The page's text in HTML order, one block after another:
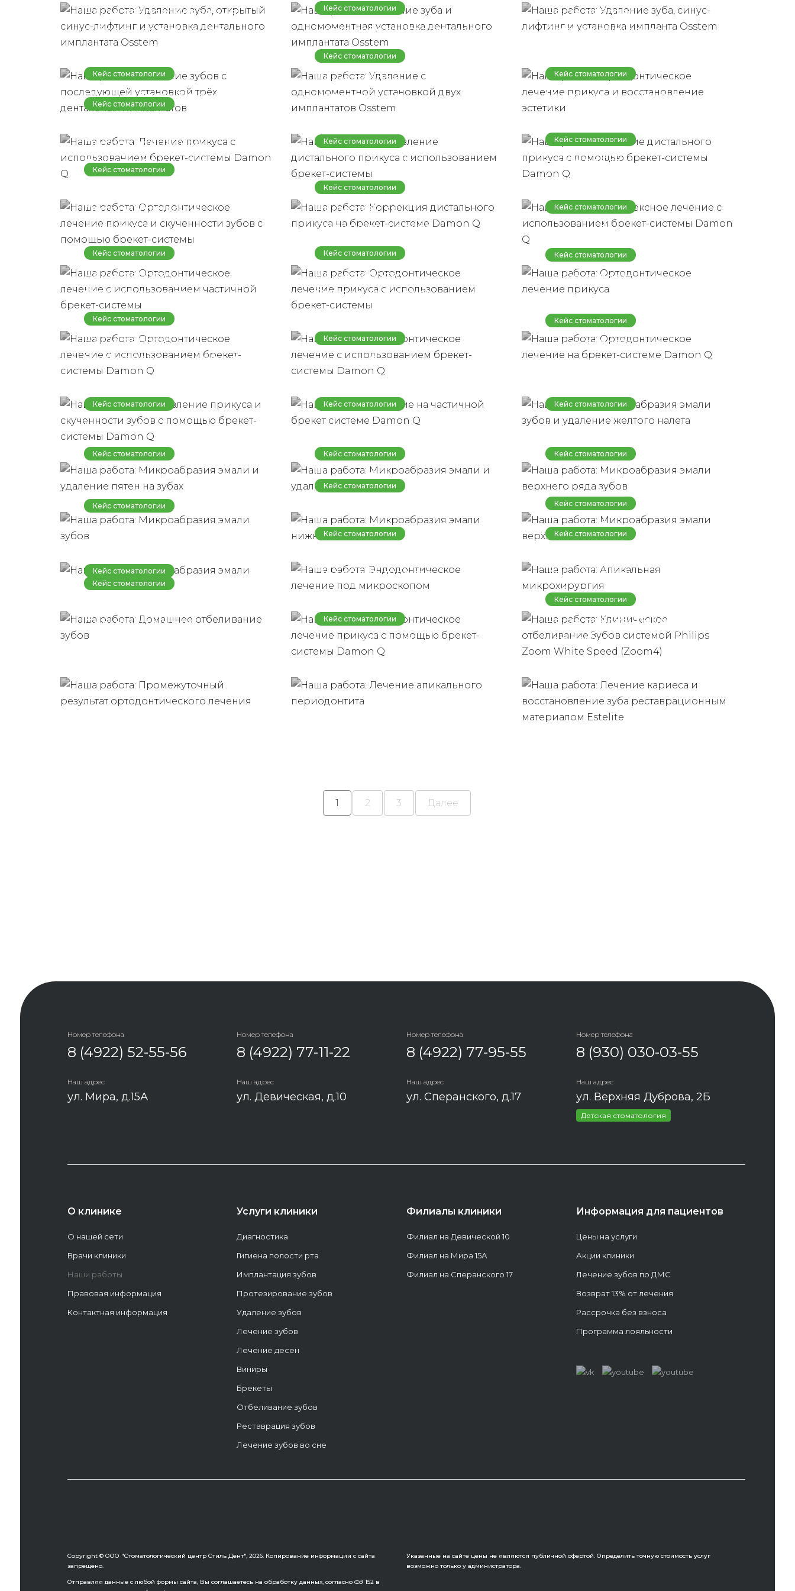
Osstem
имплантата Osstem
Наша работа: Удаление
зубов с последующей
установкой трёх
дентальных
имплантатов
Кейс стоматологии
Наша работа: Удаление с
одномоментной
установкой двух
имплантатов Osstem
Наша работа:
Ортодонтическое
восстановление
эстетики
Кейс стоматологии
Наша работа: Лечение
прикуса с
системы Damon Q
Кейс стоматологии
Наша работа:
Исправление
дистального прикуса с
использованием брекет-
системы
Кейс стоматологии
Наша работа: Лечение
дистального прикуса с
помощью брекет-
системы Damon Q
Кейс стоматологии
Ортодонтическое
лечение прикуса и
скученности зубов с
системы
Кейс стоматологии
Наша работа: Коррекция
дистального прикуса на
брекет-системе Damon Q
Кейс стоматологии
Наша работа:
Комплексное лечение с
использованием брекет-
системы Damon Q
Кейс стоматологии
Ортодонтическое
лечение с
использованием
частичной брекет-
системы
Кейс стоматологии
Наша работа:
Ортодонтическое
лечение прикуса с
использованием брекет-
системы
Кейс стоматологии
Наша работа:
Ортодонтическое
лечение прикуса
Кейс стоматологии
Наша работа:
Ортодонтическое
лечение с
использованием брекет-
системы Damon Q
Кейс стоматологии
Наша работа:
Ортодонтическое
лечение с
использованием брекет-
системы Damon Q
Кейс стоматологии
Наша работа:
Ортодонтическое
лечение на брекет-
системе Damon Q
Кейс стоматологии
Наша работа:
Исправление прикуса и
скученности зубов с
помощью брекет-
системы Damon Q
Кейс стоматологии
Наша работа: Лечение на
частичной брекет
системе Damon Q
Кейс стоматологии
Наша работа:
Микроабразия эмали
желтого налета
Кейс стоматологии
Наша работа:
Микроабразия эмали и
удаление пятен на зубах
Кейс стоматологии
Наша работа:
Микроабразия эмали и
удаление налета
Кейс стоматологии
Наша работа:
Микроабразия эмали
верхнего ряда зубов
Кейс стоматологии
Наша работа:
Микроабразия эмали
зубов
Кейс стоматологии
Наша работа:
Микроабразия эмали
нижней челюсти
Кейс стоматологии
Наша работа:
Микроабразия эмали
верхней челюсти
Кейс стоматологии
Наша работа:
Кейс стоматологии
Эндодонтическое
лечение под
микроскопом
Кейс стоматологии
Наша работа:
Апикальная
микрохирургия
Кейс стоматологии
Наша работа: Домашнее
отбеливание зубов
Кейс стоматологии
Ортодонтическое
лечение прикуса с
помощью брекет-
системы Damon Q
Кейс стоматологии
Клиническое
отбеливание Зубов
системой Philips Zoom
White Speed (Zoom4)
Кейс стоматологии
Промежуточный
результат
лечения
Кейс стоматологии
Наша работа: Лечение
апикального
периодонтита
Кейс стоматологии
Наша работа: Лечение
кариеса и
восстановление зуба
материалом Estelite
1 2 3 Далее
Номер телефона
8 (4922) 52-55-56
Наш адрес
ул. Мира, д.15А
Номер телефона
8 (4922) 77-11-22
Наш адрес
ул. Девическая, д.10
Номер телефона
8 (4922) 77-95-55
Наш адрес
ул. Сперанского, д.17
Номер телефона
8 (930) 030-03-55
Наш адрес
ул. Верхняя Дуброва, 2Б
Детская стоматология
О клинике
О нашей сети
Врачи клиники
Наши работы
Правовая информация
Контактная информация
Услуги клиники
Диагностика
Гигиена полости рта
Имплантация зубов
Протезирование зубов
Удаление зубов
Лечение зубов
Лечение десен
Виниры
Брекеты
Отбеливание зубов
Реставрация зубов
Лечение зубов во сне
Филиалы клиники
Филиал на Девической 10
Филиал на Мира 15А
Филиал на Сперанского 17
Информация для пациентов
Цены на услуги
Акции клиники
Лечение зубов по ДМС
Возврат 13% от лечения
Рассрочка без взноса
Программа лояльности
Copyright © ООО "Стоматологический центр Стиль Дент", 2026. Копирование информации с сайта
запрещено.
Отправляя данные с любой формы сайта, Вы соглашаетесь на обработку данных, согласно ФЗ 152 в
Указанные на сайте цены не являются публичной офертой. Определить точную стоимость услуг
возможно только у администратора.